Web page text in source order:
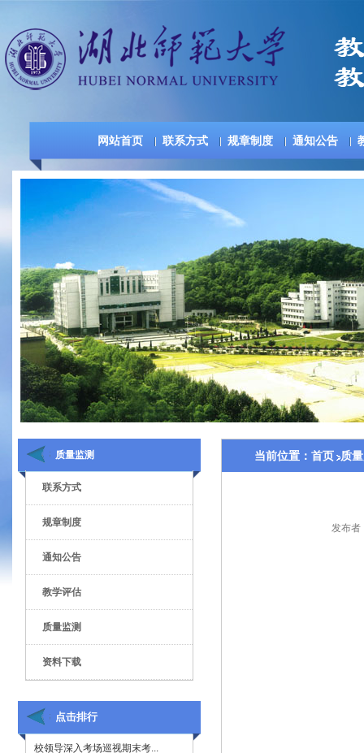
网站首页 联系方式 规章制度 通知公告
质量监测
联系方式
规章制度
通知公告
教学评估
质量监测
资料下载
点击排行
当前位置： 首页 质
发布者